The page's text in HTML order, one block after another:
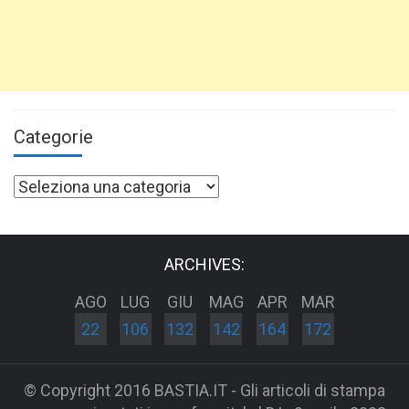
Categorie
Categorie
ARCHIVES:
AGO
22
LUG
106
GIU
132
MAG
142
APR
164
MAR
172
© Copyright 2016 BASTIA.IT - Gli articoli di stampa